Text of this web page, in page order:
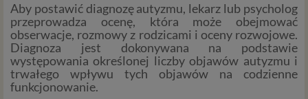
Aby postawić diagnozę autyzmu, lekarz lub psycholog
przeprowadza ocenę, która może obejmować
obserwacje, rozmowy z rodzicami i oceny rozwojowe.
Diagnoza jest dokonywana na podstawie
występowania określonej liczby objawów autyzmu i
trwałego wpływu tych objawów na codzienne
funkcjonowanie.